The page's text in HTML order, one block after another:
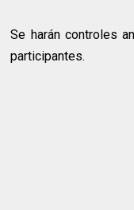
Se harán controles
participantes.